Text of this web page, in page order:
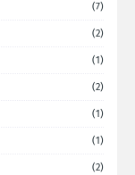
(7)
(2)
(1)
(2)
(1)
(1)
(2)